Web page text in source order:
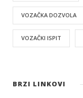
VOZAČKA DOZVOLA
VOZAČKI ISPIT
BRZI LINKOVI